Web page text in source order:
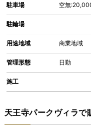
駐車場 空無
駐輪場
用途地域 商業地域
管理形態 日勤
施工
天王寺パークヴィラで